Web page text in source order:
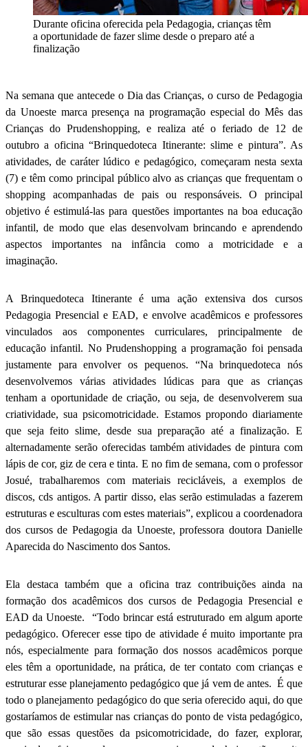
Durante oficina oferecida pela Pedagogia, crianças têm
a oportunidade de fazer slime desde o preparo até a
finalização
Na semana que antecede o Dia das Crianças, o curso de Pedagogia
da Unoeste marca presença na programação especial do Mês das
Crianças do Prudenshopping, e realiza até o feriado de 12 de
outubro a oficina “Brinquedoteca Itinerante: slime e pintura”. As
atividades, de caráter lúdico e pedagógico, começaram nesta sexta
(7) e têm como principal público alvo as crianças que frequentam o
shopping acompanhadas de pais ou responsáveis. O principal
objetivo é estimulá-las para questões importantes na boa educação
infantil, de modo que elas desenvolvam brincando e aprendendo
aspectos importantes na infância como a motricidade e a
imaginação.
A Brinquedoteca Itinerante é uma ação extensiva dos cursos
Pedagogia Presencial e EAD, e envolve acadêmicos e professores
vinculados aos componentes curriculares, principalmente de
educação infantil. No Prudenshopping a programação foi pensada
justamente para envolver os pequenos. “Na brinquedoteca nós
desenvolvemos várias atividades lúdicas para que as crianças
tenham a oportunidade de criação, ou seja, de desenvolverem sua
criatividade, sua psicomotricidade. Estamos propondo diariamente
que seja feito slime, desde sua preparação até a finalização. E
alternadamente serão oferecidas também atividades de pintura com
lápis de cor, giz de cera e tinta. E no fim de semana, com o professor
Josué, trabalharemos com materiais recicláveis, a exemplos de
discos, cds antigos. A partir disso, elas serão estimuladas a fazerem
estruturas e esculturas com estes materiais”, explicou a coordenadora
dos cursos de Pedagogia da Unoeste, professora doutora Danielle
Aparecida do Nascimento dos Santos.
Ela destaca também que a oficina traz contribuições ainda na
formação dos acadêmicos dos cursos de Pedagogia Presencial e
EAD da Unoeste. “Todo brincar está estruturado em algum aporte
pedagógico. Oferecer esse tipo de atividade é muito importante pra
nós, especialmente para formação dos nossos acadêmicos porque
eles têm a oportunidade, na prática, de ter contato com crianças e
estruturar esse planejamento pedagógico que já vem de antes. É que
todo o planejamento pedagógico do que seria oferecido aqui, do que
gostaríamos de estimular nas crianças do ponto de vista pedagógico,
que são essas questões da psicomotricidade, do fazer, explorar,